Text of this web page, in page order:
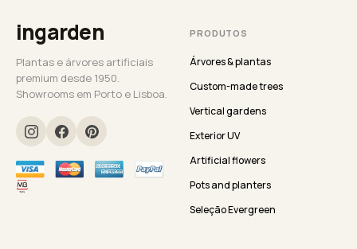
ingarden
Plantas e árvores artificiais
premium desde 1950.
Showrooms em Porto e Lisboa.
PRODUTOS
Árvores & plantas
Custom-made trees
Vertical gardens
Exterior UV
Artificial flowers
Pots and planters
Seleção Evergreen